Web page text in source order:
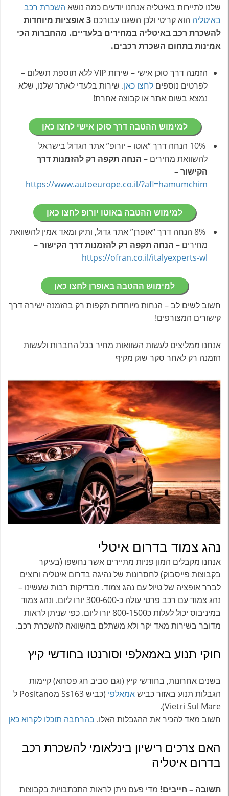
שלנו לתיירות באיטליה אנחנו יודעים כמה נושא השכרת רכב
באיטליה הוא קריטי ולכן השגנו עבורכם 3אופציות מיוחדות
להשכרת רכב באיטליה במחירים בלעדיים. מהחברות הכי
אמינות בתחום השכרת רכבים.
הזמנה דרך סוכן אישי – שירות VIP ללא תוספת תשלום –
לפרטים נוספים לחצו כאן. שירות בלעדי לאתר שלנו, שלא
נמצא בשום אתר או קבוצה אחרת!
למימוש ההטבה דרך סוכן אישי לחצו כאן
10% הנחה דרך “אוטו – יורופ” אתר הגדול בישראל
להשוואת מחירים – הנחה תקפה רק להזמנות דרך
הקישור–
https://www.autoeurope.co.il/?afl=hamumchim
למימוש ההטבה באוטו יורופ לחצו כאן
8% הנחה דרך “אופרן” אתר גדול, ותיק ומאד אמין להשוואת
מחירים – הנחה תקפה רק להזמנות דרך הקישור–
https://ofran.co.il/italyexperts-wl
למימוש ההטבה באופרן לחצו כאן
חשוב לשים לב – הנחות מיוחדות תקפות רק בהזמנה ישירה דרך
קישורים המצורפים!
אנחנו ממליצים לעשות השוואות מחיר בכל החברות ולעשות
הזמנה רק לאחר סקר שוק מקיף
נהג צמוד בדרום איטלי
אנחנו מקבלים המון פניות מתיירים אשר נחשפו (בעיקר
בקבוצות פייסבוק) לחסרונות של נהיגה בדרום איטליה ורוצים
לברר אופציה של טיול עם נהג צמוד. מבדיקות רבות שעשינו –
נהג צמוד עם רכב פרטי עולה כ-300-600 יורו ליום. ונהג צמוד
במיניבוס יכול לעלות כ800-1500 יורו ליום. כפי שניתן לראות
מדובר בשירות מאד יקר ולא משתלם בהשוואה להשכרת רכב.
חוקי תנוע באמאלפי וסורנטו בחודשי קיץ
בשנים אחרונות, בחודשי קיץ (וגם סביב חג פסחא) קיימות
הגבלות תנוע באזור כבישאמאלפי
(כביש Ss163 מPositano ל
Vietri Sul Mare).
חשוב מאד להכיר את ההגבלות האלו. בהרחבה תוכלו לקרוא כאן
האם צרכים רישיון בינלאומי להשכרת רכב
בדרום איטליה
תשובה – חייבים! מדי פעם ניתן לראות התכתבויות בקבוצות